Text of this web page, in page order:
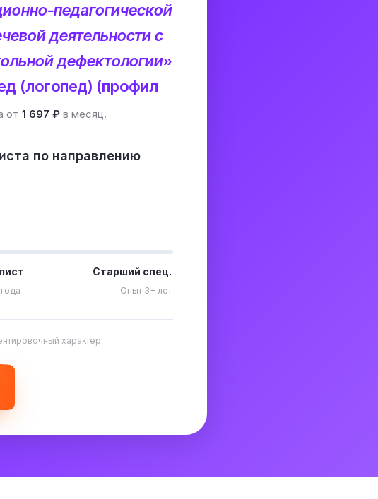
педагогической
деятельности с
дефектологии»
(логопед) (профил
от 1 697 ₽ в месяц.
по направлению
Старший спец.
Опыт 3+ лет
характер